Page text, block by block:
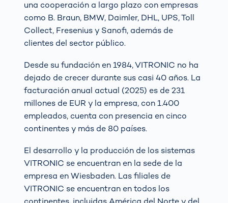
una cooperación a largo plazo con empresas
como B. Braun, BMW, Daimler, DHL, UPS, Toll
Collect, Fresenius y Sanofi, además de
clientes del sector público.
Desde su fundación en 1984, VITRONIC no ha
dejado de crecer durante sus casi 40 años. La
facturación anual actual (2025) es de 231
millones de EUR y la empresa, con 1.400
empleados, cuenta con presencia en cinco
continentes y más de 80 países.
El desarrollo y la producción de los sistemas
VITRONIC se encuentran en la sede de la
empresa en Wiesbaden. Las filiales de
VITRONIC se encuentran en todos los